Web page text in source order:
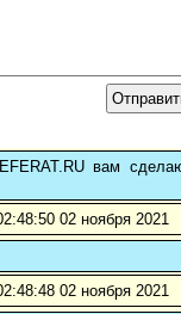
вам
02 ноября 2021
02 ноября 2021